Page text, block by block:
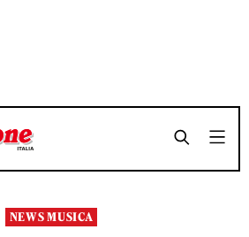
MINUTI
MINUTI
NEWS MUSICA